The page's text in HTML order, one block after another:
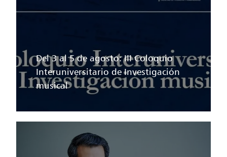
Del 3 al 5 de agosto: III Coloquio
Interuniversitario de Investigación
musical